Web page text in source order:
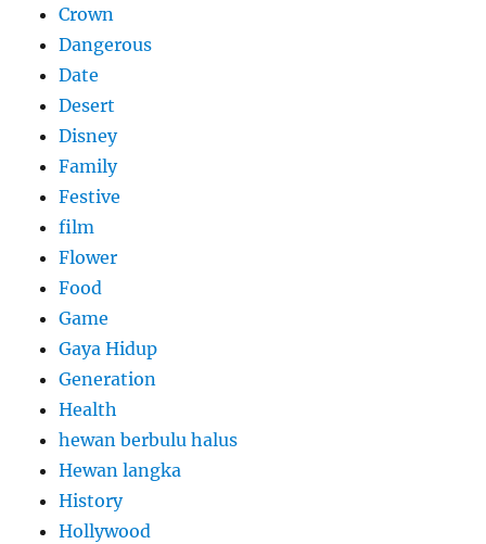
Crown
Dangerous
Date
Desert
Disney
Family
Festive
film
Flower
Food
Game
Gaya Hidup
Generation
Health
hewan berbulu halus
Hewan langka
History
Hollywood